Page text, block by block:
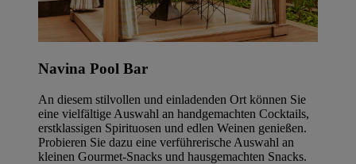
Navina Pool Bar
An diesem stilvollen und einladenden Ort können Sie
eine vielfältige Auswahl an handgemachten Cocktails,
erstklassigen Spirituosen und edlen Weinen genießen.
Probieren Sie dazu eine verführerische Auswahl an
kleinen Gourmet-Snacks und hausgemachten Snacks.